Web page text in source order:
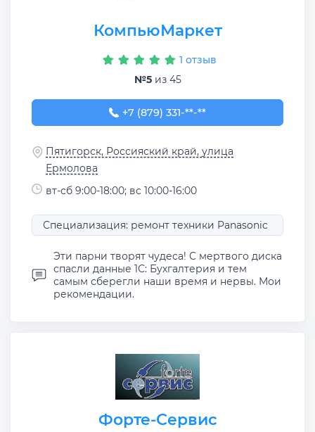
КомпьюМаркет
1 отзыв
№5из 45
+7 (879) 331-95-76
+7 (879) 331-**-**
Пятигорск, Россияский край, улица
Ермолова
вт-сб 9:00-18:00; вс 10:00-16:00
Специализация: ремонт техники Panasonic
Эти парни творят чудеса! С мертвого диска
спасли данные 1С: Бухгалтерия и тем
самым сберегли наши время и нервы. Мои
рекомендации.
Форте-Сервис